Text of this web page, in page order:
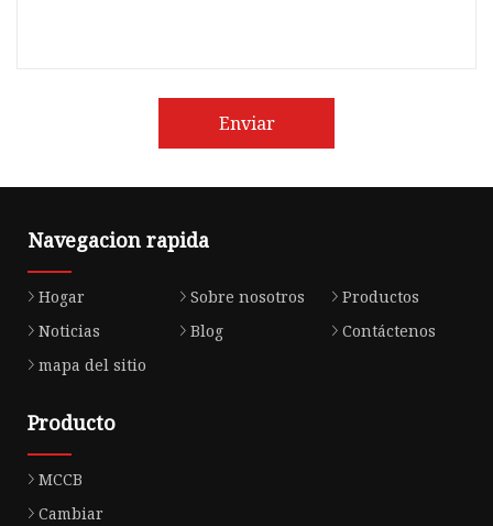
Enviar
Navegacion rapida
Hogar Sobre nosotros
Productos
Noticias
Blog
Contáctenos
mapa del sitio
Producto
MCCB
Cambiar